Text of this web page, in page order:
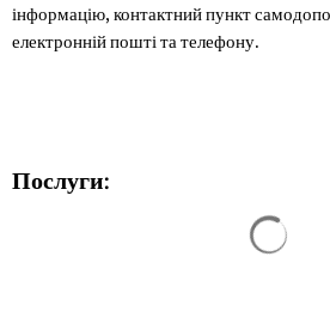
інформацію, контактний пункт
електронній пошті та телефону.
Послуги: